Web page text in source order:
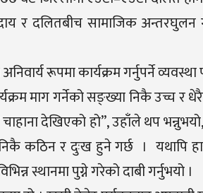
र दलितबीच सामाजिक अन्तरघुलन
रूपमा कार्यक्रम गर्नुपर्ने
माग गर्नेको सङ्ख्या निकै उच्च र
देखिएको हो”, उहाँले थप
कठिन र दुःख हुने गर्छ । यथापि
स्थानमा पुग्ने गरेको दाबी गर्नुभयो ।